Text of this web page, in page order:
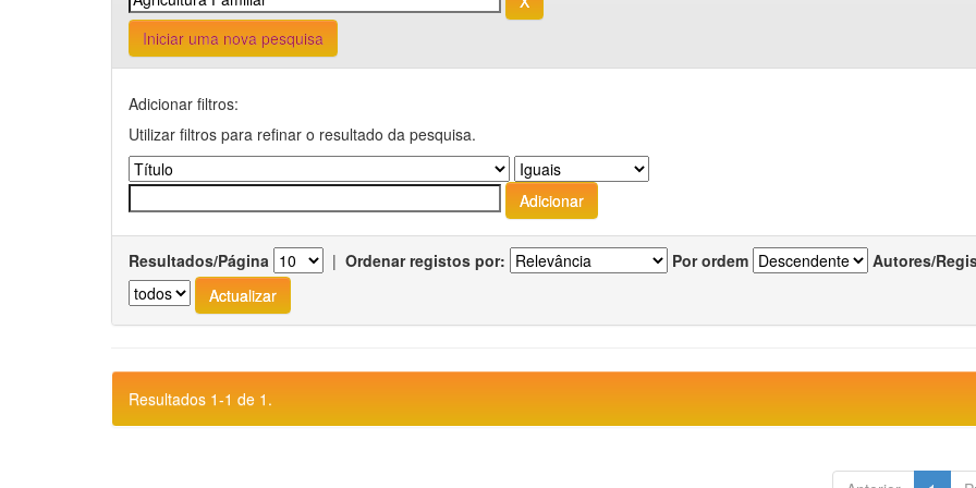
Iniciar uma nova pesquisa
Adicionar filtros:
Utilizar filtros para refinar o resultado da pesquisa.
Resultados/Página | Ordenar registos por: Por ordem Autores/
Resultados 1-1 de 1.